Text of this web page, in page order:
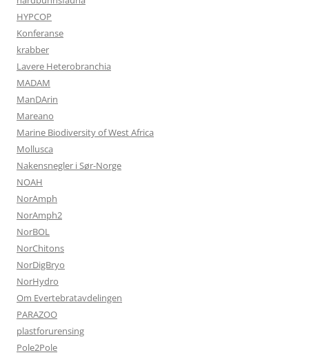
HYPCOP
Konferanse
krabber
Lavere Heterobranchia
MADAM
ManDArin
Mareano
Marine Biodiversity of West Africa
Mollusca
Nakensnegler i Sør-Norge
NOAH
NorAmph
NorAmph2
NorBOL
NorChitons
NorDigBryo
NorHydro
Om Evertebratavdelingen
PARAZOO
plastforurensing
Pole2Pole